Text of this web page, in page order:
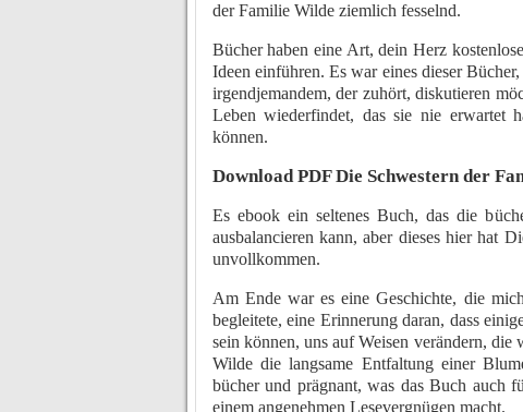
der Familie Wilde ziemlich fesselnd.
Bücher haben eine Art, dein Herz
Ideen einführen. Es war eines dieser
irgendjemandem, der zuhört, diskutieren
Leben wiederfindet, das sie nie erwartet
können.
Download PDF Die Schwestern der
Es ebook ein seltenes Buch, das die
ausbalancieren kann, aber dieses hier hat
unvollkommen.
Am Ende war es eine Geschichte, die
begleitete, eine Erinnerung daran, dass
sein können, uns auf Weisen verändern,
Wilde die langsame Entfaltung einer
bücher und prägnant, was das Buch auch
einem angenehmen Lesevergnügen macht.